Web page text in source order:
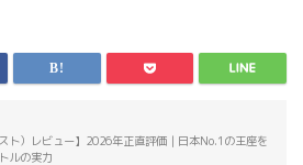
ト）レビュー】2026年正直評価｜日本No.1の王座を
ルの実力